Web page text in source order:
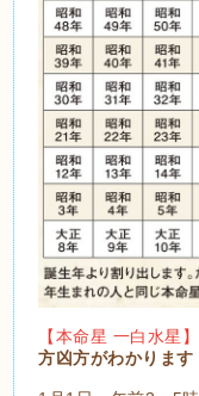
【本命星 一白水星】
方凶方がわかります